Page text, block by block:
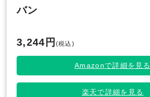
バン
3,244円 (税込)
Amazonで詳細を見る
楽天で詳細を見る